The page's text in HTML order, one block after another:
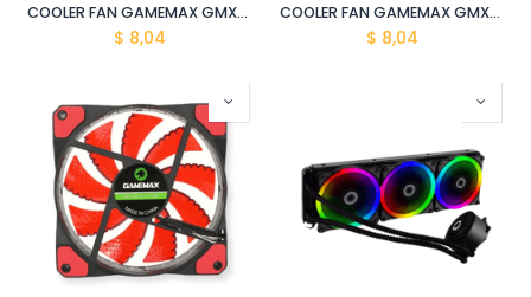
COOLER FAN GAMEMAX GMX-12RGB
$ 8,04
COOLER FAN GAMEMAX GMX-GF12G
$ 8,04